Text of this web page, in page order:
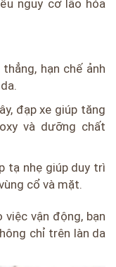
nguy cơ lão hóa
hạn chế ảnh
đạp xe giúp tăng
và dưỡng chất
tạ nhẹ giúp duy trì
cổ và mặt.
vận động, bạn
chỉ trên làn da